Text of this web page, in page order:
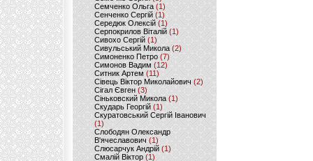
Семченко Ольга (1)
Сенченко Сергій(1)
Середюк Олексій(1)
Серпокрилов Віталій(1)
Сивохо Сергій(1)
Сивульський Микола(2)
Симоненко Петро(7)
Симонов Вадим (12)
Ситник Артем(11)
Сівець Віктор Миколайович(2)
Сігал Євген (3)
Сіньковский Микола(1)
Скударь Георгій (1)
Скуратовський Сергій Іванович
(1)
Слободян Олександр
В'ячеславович(1)
Слюсарчук Андрій(1)
Смалій Віктор (1)